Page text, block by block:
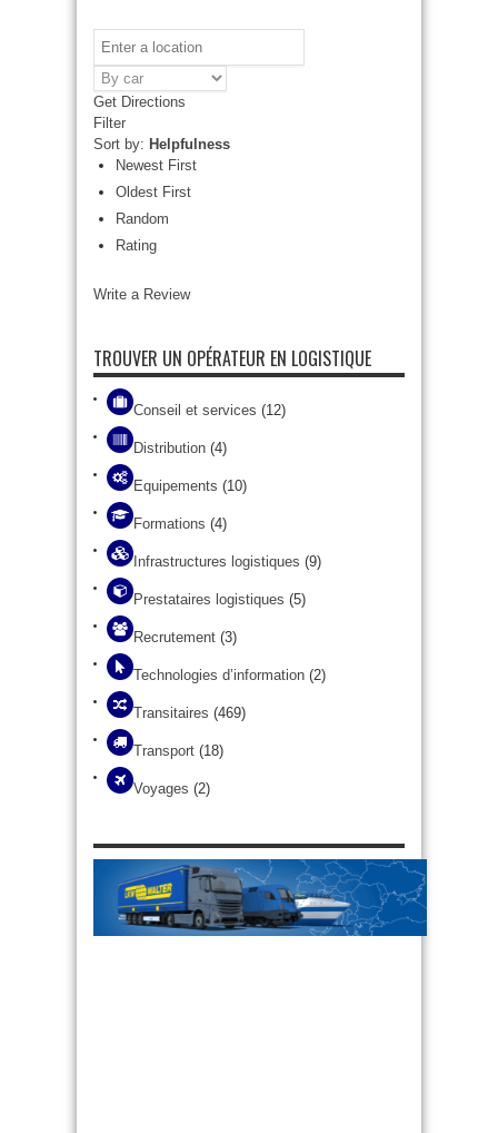
Get Directions
Filter
Sort by: Helpfulness
Newest First
Oldest First
Random
Rating
Write a Review
TROUVER UN OPÉRATEUR EN LOGISTIQUE
Conseil et services (12)
Distribution (4)
Equipements (10)
Formations (4)
Infrastructures logistiques (9)
Prestataires logistiques (5)
Recrutement (3)
Technologies d’information (2)
Transitaires (469)
Transport (18)
Voyages (2)